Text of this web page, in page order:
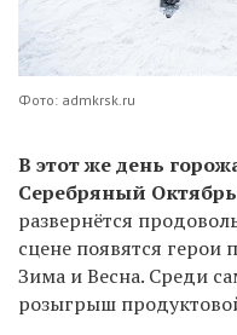
Фото: admkrsk.ru
В этот же день
Серебряный
развернётся
сцене появятся герои
Зима и Весна. Среди
розыгрыш